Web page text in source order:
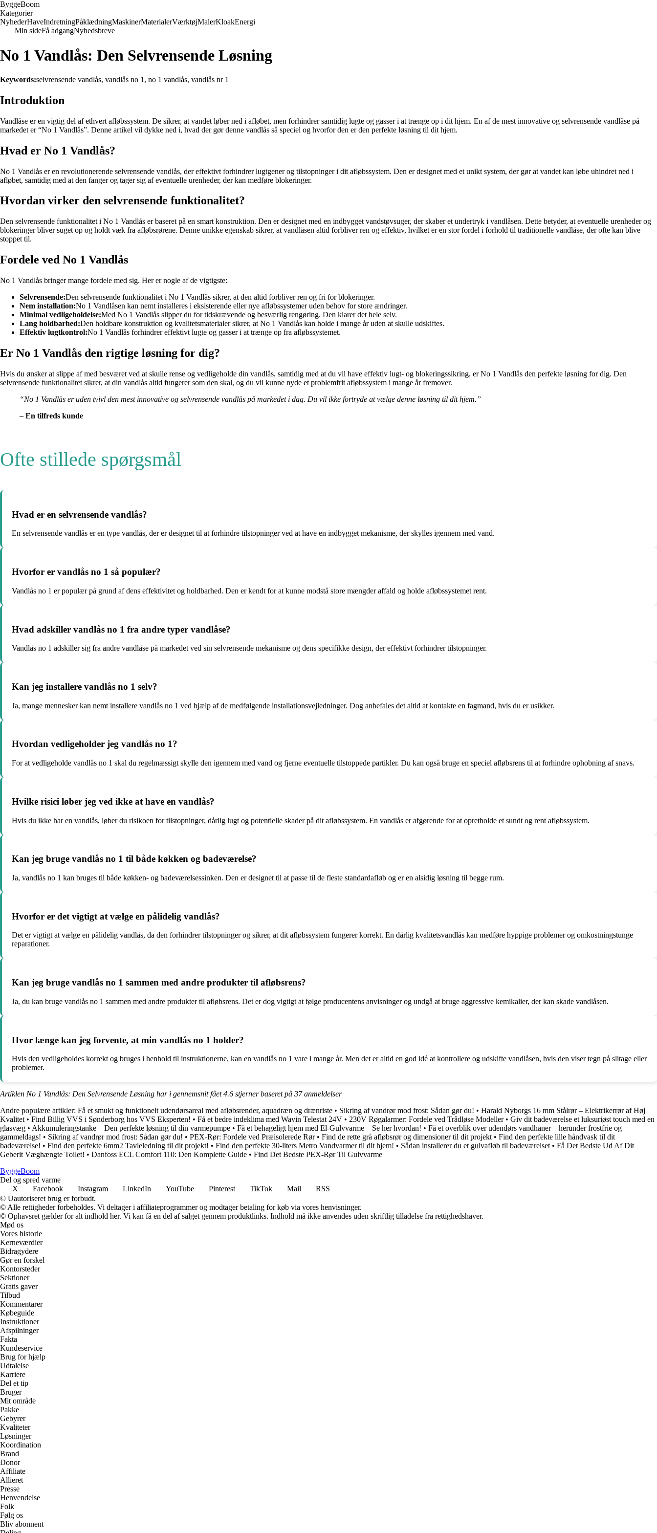
ByggeBoom
Kategorier
NyhederHaveIndretningPåklædningMaskinerMaterialerVærktøjMalerKloakEnergi
Min sideFå adgangNyhedsbreve
No 1 Vandlås: Den Selvrensende Løsning
Keywords:selvrensende vandlås, vandlås no 1, no 1 vandlås, vandlås nr 1
Introduktion
Vandlåse er en vigtig del af ethvert afløbssystem. De sikrer, at vandet løber ned i afløbet, men forhindrer samtidig lugte og gasser i at trænge op i dit hjem. En af de mest innovative og selvrensende vandlåse på
markedet er “No 1 Vandlås”. Denne artikel vil dykke ned i, hvad der gør denne vandlås så speciel og hvorfor den er den perfekte løsning til dit hjem.
Hvad er No 1 Vandlås?
No 1 Vandlås er en revolutionerende selvrensende vandlås, der effektivt forhindrer lugtgener og tilstopninger i dit afløbssystem. Den er designet med et unikt system, der gør at vandet kan løbe uhindret ned i
afløbet, samtidig med at den fanger og tager sig af eventuelle urenheder, der kan medføre blokeringer.
Hvordan virker den selvrensende funktionalitet?
Den selvrensende funktionalitet i No 1 Vandlås er baseret på en smart konstruktion. Den er designet med en indbygget vandstøvsuger, der skaber et undertryk i vandlåsen. Dette betyder, at eventuelle urenheder og
blokeringer bliver suget op og holdt væk fra afløbsrørene. Denne unikke egenskab sikrer, at vandlåsen altid forbliver ren og effektiv, hvilket er en stor fordel i forhold til traditionelle vandlåse, der ofte kan blive
stoppet til.
Fordele ved No 1 Vandlås
No 1 Vandlås bringer mange fordele med sig. Her er nogle af de vigtigste:
Selvrensende:Den selvrensende funktionalitet i No 1 Vandlås sikrer, at den altid forbliver ren og fri for blokeringer.
Nem installation:No 1 Vandlåsen kan nemt installeres i eksisterende eller nye afløbssystemer uden behov for store ændringer.
Minimal vedligeholdelse:Med No 1 Vandlås slipper du for tidskrævende og besværlig rengøring. Den klarer det hele selv.
Lang holdbarhed:Den holdbare konstruktion og kvalitetsmaterialer sikrer, at No 1 Vandlås kan holde i mange år uden at skulle udskiftes.
Effektiv lugtkontrol:No 1 Vandlås forhindrer effektivt lugte og gasser i at trænge op fra afløbssystemet.
Er No 1 Vandlås den rigtige løsning for dig?
Hvis du ønsker at slippe af med besværet ved at skulle rense og vedligeholde din vandlås, samtidig med at du vil have effektiv lugt- og blokeringssikring, er No 1 Vandlås den perfekte løsning for dig. Den
selvrensende funktionalitet sikrer, at din vandlås altid fungerer som den skal, og du vil kunne nyde et problemfrit afløbssystem i mange år fremover.
“No 1 Vandlås er uden tvivl den mest innovative og selvrensende vandlås på markedet i dag. Du vil ikke fortryde at vælge denne løsning til dit hjem.”
– En tilfreds kunde
Ofte stillede spørgsmål
Hvad er en selvrensende vandlås?
En selvrensende vandlås er en type vandlås, der er designet til at forhindre tilstopninger ved at have en indbygget mekanisme, der skylles igennem med vand.
Hvorfor er vandlås no 1 så populær?
Vandlås no 1 er populær på grund af dens effektivitet og holdbarhed. Den er kendt for at kunne modstå store mængder affald og holde afløbssystemet rent.
Hvad adskiller vandlås no 1 fra andre typer vandlåse?
Vandlås no 1 adskiller sig fra andre vandlåse på markedet ved sin selvrensende mekanisme og dens specifikke design, der effektivt forhindrer tilstopninger.
Kan jeg installere vandlås no 1 selv?
Ja, mange mennesker kan nemt installere vandlås no 1 ved hjælp af de medfølgende installationsvejledninger. Dog anbefales det altid at kontakte en fagmand, hvis du er usikker.
Hvordan vedligeholder jeg vandlås no 1?
For at vedligeholde vandlås no 1 skal du regelmæssigt skylle den igennem med vand og fjerne eventuelle tilstoppede partikler. Du kan også bruge en speciel afløbsrens til at forhindre ophobning af snavs.
Hvilke risici løber jeg ved ikke at have en vandlås?
Hvis du ikke har en vandlås, løber du risikoen for tilstopninger, dårlig lugt og potentielle skader på dit afløbssystem. En vandlås er afgørende for at opretholde et sundt og rent afløbssystem.
Kan jeg bruge vandlås no 1 til både køkken og badeværelse?
Ja, vandlås no 1 kan bruges til både køkken- og badeværelsessinken. Den er designet til at passe til de fleste standardafløb og er en alsidig løsning til begge rum.
Hvorfor er det vigtigt at vælge en pålidelig vandlås?
Det er vigtigt at vælge en pålidelig vandlås, da den forhindrer tilstopninger og sikrer, at dit afløbssystem fungerer korrekt. En dårlig kvalitetsvandlås kan medføre hyppige problemer og omkostningstunge
reparationer.
Kan jeg bruge vandlås no 1 sammen med andre produkter til afløbsrens?
Ja, du kan bruge vandlås no 1 sammen med andre produkter til afløbsrens. Det er dog vigtigt at følge producentens anvisninger og undgå at bruge aggressive kemikalier, der kan skade vandlåsen.
Hvor længe kan jeg forvente, at min vandlås no 1 holder?
Hvis den vedligeholdes korrekt og bruges i henhold til instruktionerne, kan en vandlås no 1 vare i mange år. Men det er altid en god idé at kontrollere og udskifte vandlåsen, hvis den viser tegn på slitage eller
problemer.
Artiklen No 1 Vandlås: Den Selvrensende Løsning har i gennemsnit fået4.6 stjerner baseret på 37anmeldelser
Andre populære artikler: Få et smukt og funktionelt udendørsareal med afløbsrender, aquadræn og drænriste • Sikring af vandrør mod frost: Sådan gør du! • Harald Nyborgs 16 mm Stålrør – Elektrikerrør af Høj
Kvalitet • Find Billig VVS i Sønderborg hos VVS Eksperten! • Få et bedre indeklima med Wavin Telestat 24V • 230V Røgalarmer: Fordele ved Trådløse Modeller• Giv dit badeværelse et luksuriøst touch med en
glasvæg • Akkumuleringstanke – Den perfekte løsning til din varmepumpe • Få et behageligt hjem med El-Gulvvarme – Se her hvordan! • Få et overblik over udendørs vandhaner – herunder frostfrie og
gammeldags! • Sikring af vandrør mod frost: Sådan gør du! • PEX-Rør: Fordele ved Præisolerede Rør• Find de rette grå afløbsrør og dimensioner til dit projekt • Find den perfekte lille håndvask til dit
badeværelse! • Find den perfekte 6mm2 Tavleledning til dit projekt! • Find den perfekte 30-liters Metro Vandvarmer til dit hjem! • Sådan installerer du et gulvafløb til badeværelset • Få Det Bedste Ud Af Dit
Geberit Væghængte Toilet! • Danfoss ECL Comfort 110: Den Komplette Guide • Find Det Bedste PEX-Rør Til Gulvvarme
ByggeBoom
Del og spred varme
X
Facebook Instagram LinkedIn YouTube Pinterest TikTok Mail
RSS
© Uautoriseret brug er forbudt.
© Alle rettigheder forbeholdes. Vi deltager i affiliateprogrammer og modtager betaling for køb via vores henvisninger.
© Ophavsret gælder for alt indhold her. Vi kan få en del af salget gennem produktlinks. Indhold må ikke anvendes uden skriftlig tilladelse fra rettighedshaver.
Mød os
Vores historie
Kerneværdier
Bidragydere
Gør en forskel
Kontorsteder
Sektioner
Gratis gaver
Tilbud
Kommentarer
Købeguide
Instruktioner
Afspilninger
Fakta
Kundeservice
Brug for hjælp
Udtalelse
Karriere
Del et tip
Bruger
Mit område
Pakke
Gebyrer
Kvaliteter
Løsninger
Koordination
Brand
Donor
Affiliate
Allieret
Presse
Henvendelse
Folk
Følg os
Bliv abonnent